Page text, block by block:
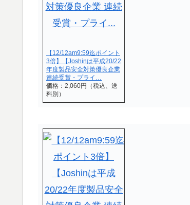
【12/12am9:59迄ポイント
3倍】【Joshinは平成20/22
年度製品安全対策優良企業
連続受賞・プライ…
価格：2,060円（税込、送
料別）